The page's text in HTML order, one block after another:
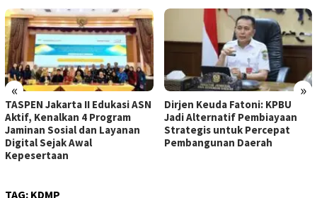
« »
TASPEN Jakarta II Edukasi ASN
Aktif, Kenalkan 4 Program
Jaminan Sosial dan Layanan
Digital Sejak Awal
Kepesertaan
Dirjen Keuda Fatoni: KPBU
Jadi Alternatif Pembiayaan
Strategis untuk Percepat
Pembangunan Daerah
TAG: KDMP